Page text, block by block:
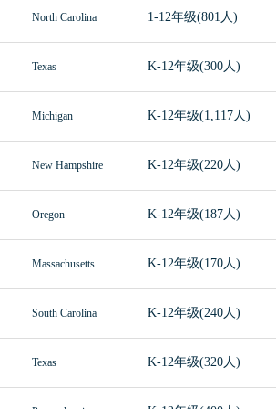
North Carolina 1-12年级(801人)
Texas K-12年级(300人)
Michigan K-12年级(1,117人)
New Hampshire K-12年级(220人)
Oregon K-12年级(187人)
Massachusetts K-12年级(170人)
South Carolina K-12年级(240人)
Texas K-12年级(320人)